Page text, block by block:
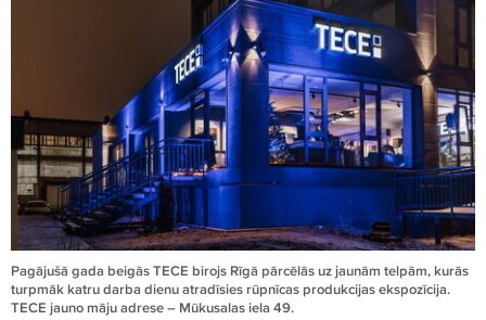
Pagājušā gada beigās TECE birojs Rīgā pārcēlās uz jaunām telpām, kurās
turpmāk katru darba dienu atradīsies rūpnīcas produkcijas ekspozīcija.
TECE jauno māju adrese – Mūkusalas iela 49.